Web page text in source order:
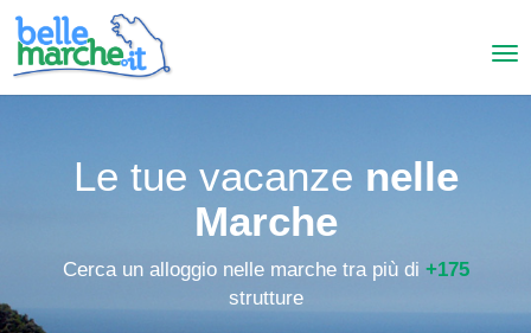
Le tue vacanze nelle
Marche
Cerca un alloggio nelle marche tra più di +175
strutture